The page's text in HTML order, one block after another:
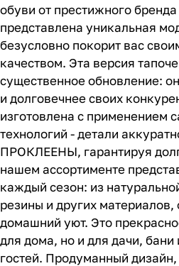
обуви от престижного
представлена уникальная
безусловно покорит вас
качеством. Эта версия
существенное обновление:
и долговечнее своих
изготовлена с применением
технологий - детали
ПРОКЛЕЕНЫ, гарантируя
нашем ассортименте
каждый сезон: из
резины и других
домашний уют. Это
для дома, но и для дачи,
гостей. Продуманный